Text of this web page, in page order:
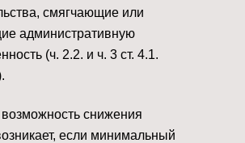
смягчающие или
административную
(ч. 2.2. и ч. 3 ст. 4.1.
снижения
если минимальный